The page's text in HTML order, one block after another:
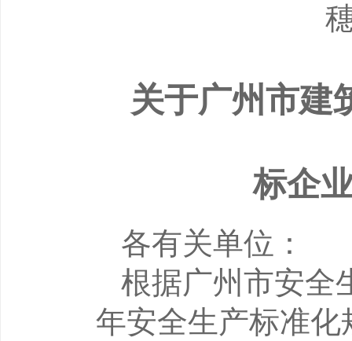
关于广州市建
标企
各有关单位：
根据广州市安全
年安全生产标准化